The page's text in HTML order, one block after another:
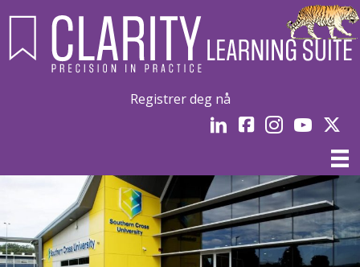
Registrer deg nå
LinkedInFacebookInstagramYouTube